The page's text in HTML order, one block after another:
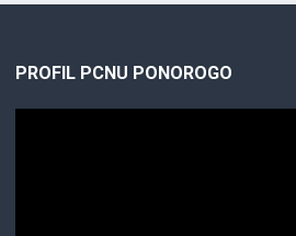
PROFIL PCNU PONOROGO